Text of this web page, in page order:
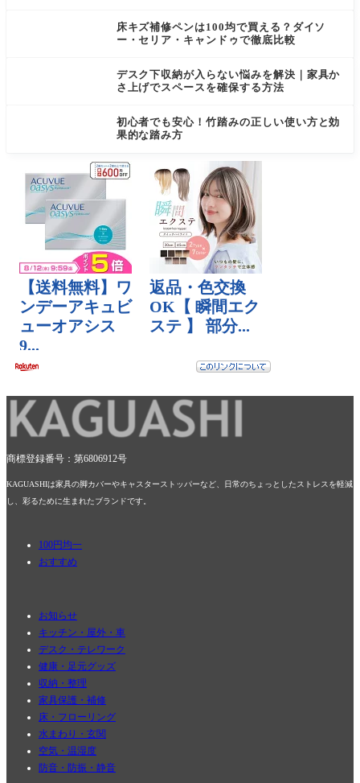
床キズ補修ペンは100均で買える？ダイソ
ー・セリア・キャンドゥで徹底比較
デスク下収納が入らない悩みを解決｜家具か
さ上げでスペースを確保する方法
初心者でも安心！竹踏みの正しい使い方と効
果的な踏み方
商標登録番号：第6806912号
KAGUASHIは家具の脚カバーやキャスターストッパーなど、日常のちょっとしたストレスを軽減
し、彩るために生まれたブランドです。
100円均一
おすすめ
お知らせ
キッチン・屋外・車
デスク・テレワーク
健康・足元グッズ
収納・整理
家具保護・補修
床・フローリング
水まわり・玄関
空気・温湿度
防音・防振・静音